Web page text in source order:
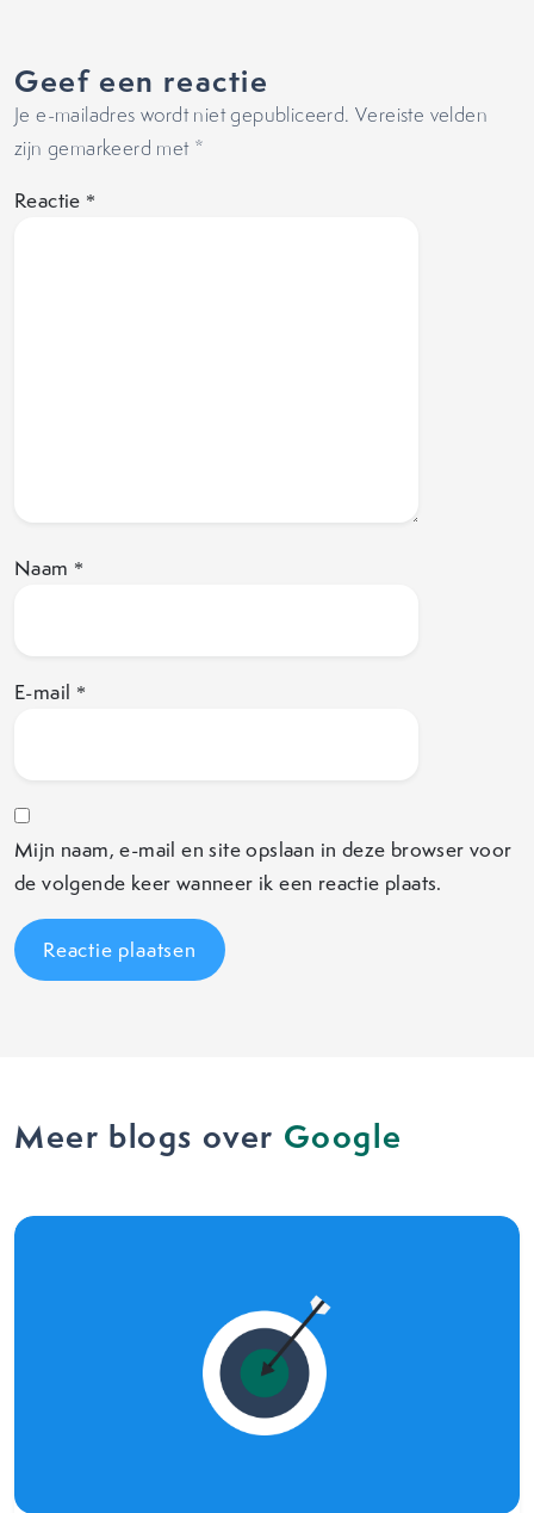
Geef een reactie
Je e-mailadres wordt niet gepubliceerd. Vereiste velden
zijn gemarkeerd met *
Reactie *
Naam *
E-mail *
Mijn naam, e-mail en site opslaan in deze browser voor
de volgende keer wanneer ik een reactie plaats.
Meer blogs over Google